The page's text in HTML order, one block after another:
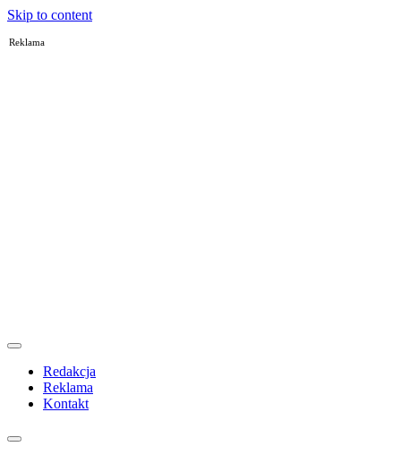
Skip to content
Reklama
Redakcja
Reklama
Kontakt